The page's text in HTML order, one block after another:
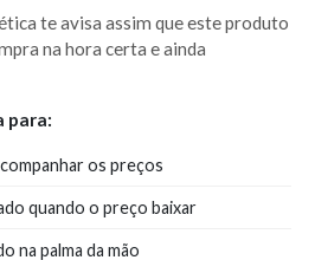
te avisa assim que este produto
na hora certa e ainda
para:
os preços
quando o preço baixar
na palma da mão